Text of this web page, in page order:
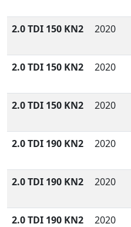
2.0 TDI 150 KN2 2020
2.0 TDI 150 KN2 2020
2.0 TDI 150 KN2 2020
2.0 TDI 190 KN2 2020
2.0 TDI 190 KN2 2020
2.0 TDI 190 KN2 2020